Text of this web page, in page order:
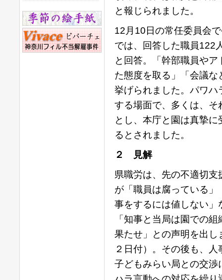
と報じられました。
12月10日の常任委員会
では、回答した職員122
と回答。「幹部職員や
た態度を取る」「会議
挙げられました。パワ
する場面で、多くは、
とし、本庁と園は真摯
るとされました。
２ 見解
県職労は、先の不適切
が「職員は腐っている
事をするには値しない
「知事と当局は園での
果たせ」との声明を出
２日付）。その後も、
子どもみらい局との交